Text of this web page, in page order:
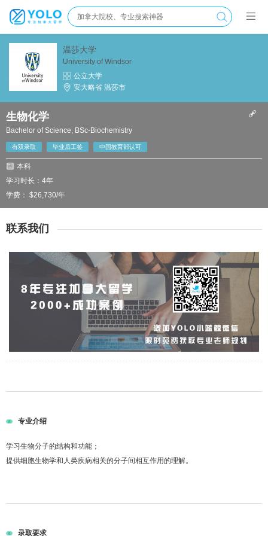
温莎大学
University of Windsor
公立大学
安大略省 温莎市
生物化学
Bachelor of Science, BSc-Biochemistry
有双录取 毕业后工签 中国教育部认可
本科
学习时长：4年
学费： $26,730/年
联系我们
专业介绍
学习生物分子的结构和功能；
提供细胞生物学和人类疾病相关的分子间相互作用的理解。
录取要求